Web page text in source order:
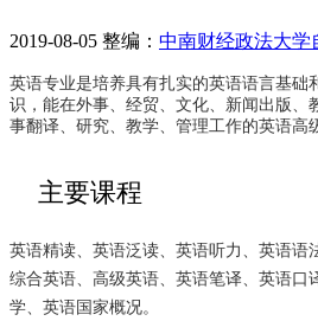
2019-08-05 整编： 中南财经政法大学
英语专业是培养具有扎实的英语语言基础
识，能在外事、经贸、文化、新闻出版、
事翻译、研究、教学、管理工作的英语高
主要课程
英语精读 英语泛读 英语听力 英语语
综合英语
高级英语 英语笔译 、英语口
学
英语国家概况。